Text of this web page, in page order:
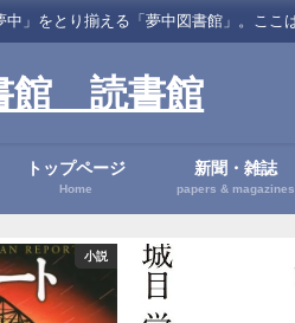
中」をとり揃える「夢中図書館」。ここ
館 読書館
トップページ
Home
新聞・雑誌
papers & magazines
小説